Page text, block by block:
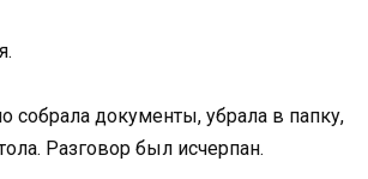
собрала документы, убрала в папку,
Разговор был исчерпан.